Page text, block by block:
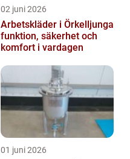
02 juni 2026
Arbetskläder i Örkelljunga
funktion, säkerhet och
komfort i vardagen
01 juni 2026